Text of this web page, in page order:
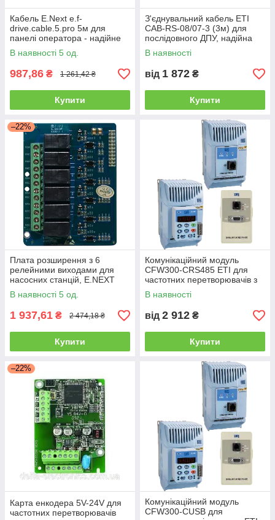
Кабель E.Next e.f-
drive.cable.5.pro 5м для
панелі оператора - надійне
з'єднання
В наявності 5 од.
987,86 ₴ 1 261,42 ₴
Купити
З'єднувальний кабель ETI
CAB-RS-08/07-3 (3м) для
послідовного ДПУ, надійна
передача даних
В наявності
від 1 872 ₴
Купити
–22%
Плата розширення з 6
релейними виходами для
насосних станцій, E.NEXT
В наявності 5 од.
1 937,61 ₴ 2 474,18 ₴
Купити
Комунікаційний модуль
CFW300-CRS485 ETI для
частотних перетворювачів з
RS485, надійний зв'язок та
управління
В наявності
від 2 912 ₴
Купити
–22%
Карта енкодера 5V-24V для
частотних перетворювачів
Комунікаційний модуль
CFW300-CUSB для